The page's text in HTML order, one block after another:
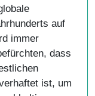
auf
immer
dass
ist, um